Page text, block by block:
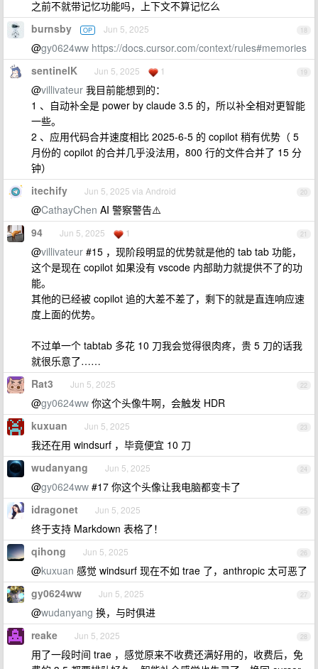
之前不就带记忆功能吗，上下文不算记忆么
18
burnsby OP Jun 5, 2025
@gy0624ww https://docs.cursor.com/context/rules#memories
19
sentinelK Jun 5, 2025 1
@villivateur 我目前能想到的：
1 、自动补全是 power by claude 3.5 的，所以补全相对更智能
一些。
2 、应用代码合并速度相比 2025-6-5 的 copilot 稍有优势（ 5
月份的 copilot 的合并几乎没法用，800 行的文件合并了 15 分
钟）
20
itechify Jun 5, 2025 via Android
@CathayChen AI 警察警告⚠️
21
94 Jun 5, 2025 1
@villivateur #15 ，现阶段明显的优势就是他的 tab tab 功能，
这个是现在 copilot 如果没有 vscode 内部助力就提供不了的功
能。
其他的已经被 copilot 追的大差不差了，剩下的就是直连响应速
度上面的优势。
不过单一个 tabtab 多花 10 刀我会觉得很肉疼，贵 5 刀的话我
就很乐意了……
22
Rat3 Jun 5, 2025
@gy0624ww 你这个头像牛啊，会触发 HDR
23
kuxuan Jun 5, 2025
我还在用 windsurf ，毕竟便宜 10 刀
24
wudanyang Jun 5, 2025
@gy0624ww #17 你这个头像让我电脑都变卡了
25
idragonet Jun 5, 2025
终于支持 Markdown 表格了！
26
qihong Jun 5, 2025
@kuxuan 感觉 windsurf 现在不如 trae 了，anthropic 太可恶了
27
gy0624ww Jun 5, 2025
@wudanyang 换，与时俱进
28
reake Jun 5, 2025
用了一段时间 trae ，感觉原来不收费还满好用的，收费后，免